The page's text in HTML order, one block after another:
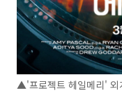
▲'프로젝트 헤일메리' 외